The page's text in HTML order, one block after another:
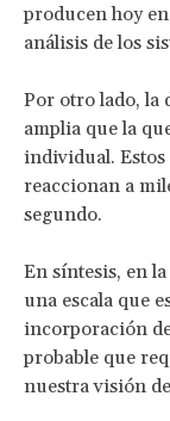
producen hoy
análisis de los
Por otro lado, la
amplia que la
individual. Estos
reaccionan a
segundo.
En síntesis, en
una escala que
incorporación
probable que
nuestra visión